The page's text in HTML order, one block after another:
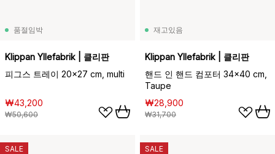
품절임박
Klippan Yllefabrik | 클리판
피그스 트레이 20x27 cm, multi
₩43,200
₩50,600
재고있음
Klippan Yllefabrik | 클리판
핸드 인 핸드 컴포터 34x40 cm,
Taupe
₩28,900
₩31,700
SALE SALE